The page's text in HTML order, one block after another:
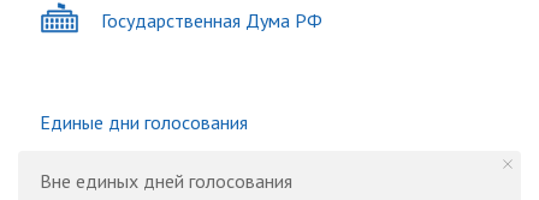
Государственная Дума РФ
Единые дни голосования
Вне единых дней голосования